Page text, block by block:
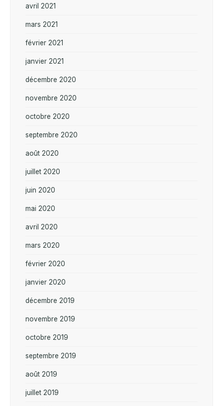
avril 2021
mars 2021
février 2021
janvier 2021
décembre 2020
novembre 2020
octobre 2020
septembre 2020
août 2020
juillet 2020
juin 2020
mai 2020
avril 2020
mars 2020
février 2020
janvier 2020
décembre 2019
novembre 2019
octobre 2019
septembre 2019
août 2019
juillet 2019